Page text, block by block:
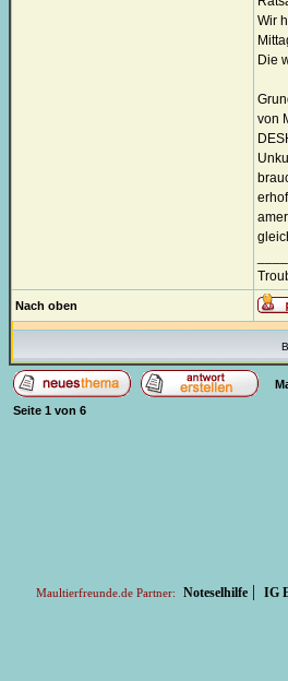
Wir
Die
von
Nach oben
Seite 1 von 6
Maultierfreunde.de Partner: Noteselhilfe | IG